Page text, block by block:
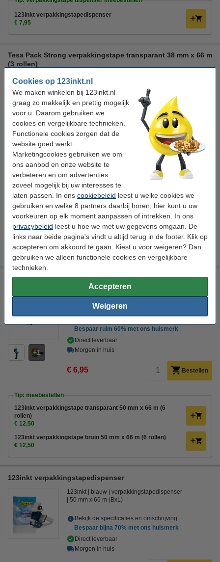
Cookies op 123inkt.nl
We maken winkelen bij 123inkt.nl
graag zo makkelijk en prettig mogelijk
voor u. Daarom gebruiken we
cookies en vergelijkbare technieken.
Functionele cookies zorgen dat de
website goed werkt.
Marketingcookies gebruiken we om
ons aanbod en onze website te
verbeteren en om advertenties
zoveel mogelijk bij uw interesses te
laten passen. In ons cookiebeleid leest u welke cookies we
gebruiken en welke 8 partners daarbij horen; hier kunt u uw
voorkeuren op elk moment aanpassen of intrekken. In ons
privacybeleid leest u hoe we met uw gegevens omgaan. De
links naar beide pagina's vindt u altijd terug in de footer. Klik op
accepteren om akkoord te gaan. Kiest u voor weigeren? Dan
gebruiken we alleen functionele cookies en vergelijkbare
technieken.
Accepteren
Weigeren
123inkt verpakkingstapedispenser
€ 7,95
Tesa Pack Strong verpakkingstape transparant 38 mm x 66 m
(3 rollen)
Tesa verpakkingstape
38 mm x 66 m (BxL)
Bekijk de specificaties en omschrijving
Beperkte voorraad
Prijs per rol
€ 2,75
€ 8,25 Bestellen
Bespaar ruim20%met ons huismerk
123inkt verpakkingstape transparant 38 mm x 66 m (3
rollen)
€ 6,50
Tip: verpakkingstape dispenser meebestellen
123inkt verpakkingstapedispenser
€ 7,95
123inkt low-noise verpakkingstapedispenser met rem
1
Bespaar ruim 60% met ons huismerk
Direct leverbaar
Morgen in huis
€ 6,95 Bestellen
Tip: meebestellen
123inkt verpakkingstape transparant 50 mm x 66 m (6
rollen)
€ 12,50
123inkt verpakkingstape bruin 50 mm x 66 m (6 rollen)
€ 12,50
123inkt verpakkingstapedispenser
123inkt blauw
verpakkingstapedispenser
50 mm x 66 m (BxL)
Bekijk de specificaties en omschrijving
Bespaar bijna 70% met ons huismerk
Direct leverbaar
Morgen in huis